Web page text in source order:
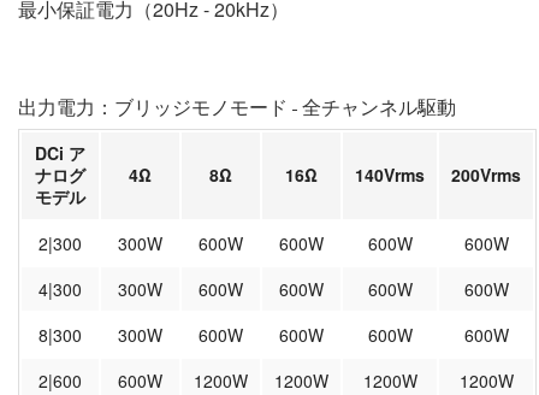
最小保証電力（20Hz - 20kHz）
出力電力：ブリッジモノモード - 全チャンネル駆動
DCi ア
ナログ
モデル
4Ω 8Ω 16Ω 140Vrms 200Vrms
2|300 300W 600W 600W 600W
600W
4|300
300W 600W 600W 600W
600W
8|300
300W 600W 600W 600W
600W
2|600
600W 1200W 1200W 1200W
1200W